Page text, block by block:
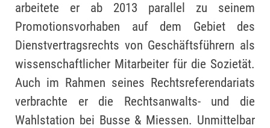
arbeitete er ab 2013 parallel zu seinem
Promotionsvorhaben auf dem Gebiet des
Dienstvertragsrechts von Geschäftsführern als
wissenschaftlicher Mitarbeiter für die Sozietät.
Auch im Rahmen seines Rechtsreferendariats
verbrachte er die Rechtsanwalts- und die
Wahlstation bei Busse & Miessen. Unmittelbar